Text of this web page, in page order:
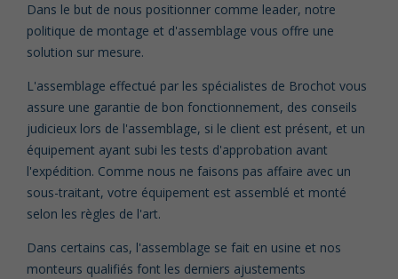
Dans le but de nous positionner comme leader, notre
politique de montage et d'assemblage vous offre une
solution sur mesure.
L'assemblage effectué par les spécialistes de Brochot vous
assure une garantie de bon fonctionnement, des conseils
judicieux lors de l'assemblage, si le client est présent, et un
équipement ayant subi les tests d'approbation avant
l'expédition. Comme nous ne faisons pas affaire avec un
sous-traitant, votre équipement est assemblé et monté
selon les règles de l'art.
Dans certains cas, l'assemblage se fait en usine et nos
monteurs qualifiés font les derniers ajustements